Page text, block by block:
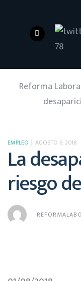
Reforma
EMPLEO AGOSTO 6, 2018
La
riesgo